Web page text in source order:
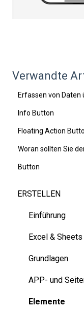
Verwandte
Erfassen von Daten
Info Button
Floating Action
Woran sollten Sie
Button
ERSTELLEN
Einführung
Excel & Sheets
Grundlagen
APP- und
Elemente